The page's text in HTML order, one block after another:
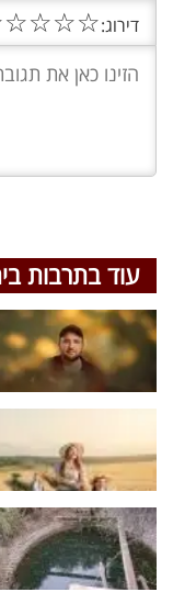
דירוג:☆
☆
☆
☆
עוד בתרבות